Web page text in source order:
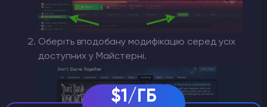
Оберіть вподобану модифікацію серед усіх
доступних у Майстерні.
$1/ГБ